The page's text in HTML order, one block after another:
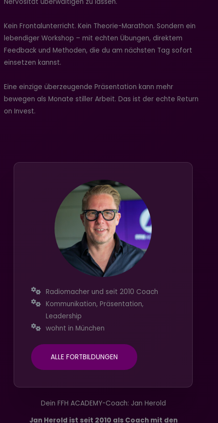
Kein Frontalunterricht. Kein Theorie-Marathon. Sondern ein
lebendiger Workshop – mit echten Übungen, direktem
Feedback und Methoden, die du am nächsten Tag sofort
einsetzen kannst.
Eine einzige überzeugende Präsentation kann mehr
bewegen als Monate stiller Arbeit. Das ist der echte Return
on Invest.
Radiomacher und seit 2010 Coach
Kommunikation, Präsentation,
Leadership
wohnt in München
ALLE FORTBILDUNGEN
Dein FFH ACADEMY-Coach: Jan Herold
Jan Herold ist seit 2010 als Coach mit den